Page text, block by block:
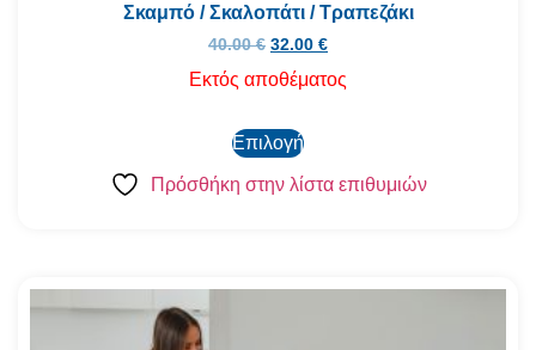
Σκαμπό / Σκαλοπάτι / Τραπεζάκι
40.00€ 32.00 €
Εκτός αποθέματος
Επιλογή
Πρόσθήκη στην λίστα επιθυμιών